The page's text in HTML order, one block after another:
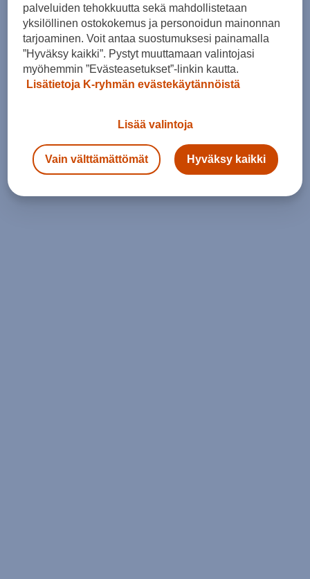
300,00 €
palveluiden tehokkuutta sekä mahdollistetaan
yksilöllinen ostokokemus ja personoidun mainonnan
tarjoaminen. Voit antaa suostumuksesi painamalla
”Hyväksy kaikki”. Pystyt muuttamaan valintojasi
myöhemmin ”Evästeasetukset”-linkin kautta.
Lisätietoja K-ryhmän evästekäytännöistä
Lisää valintoja
Vain välttämättömät Hyväksy kaikki